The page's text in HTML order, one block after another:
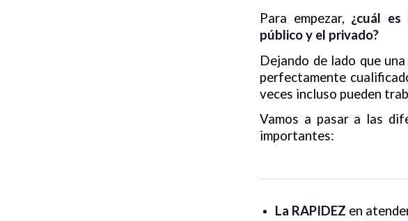
Para empezar, ¿cuál
público y el privado?
Dejando de lado que
perfectamente
veces incluso pueden
Vamos a pasar a las
importantes:
La RAPIDEZ en